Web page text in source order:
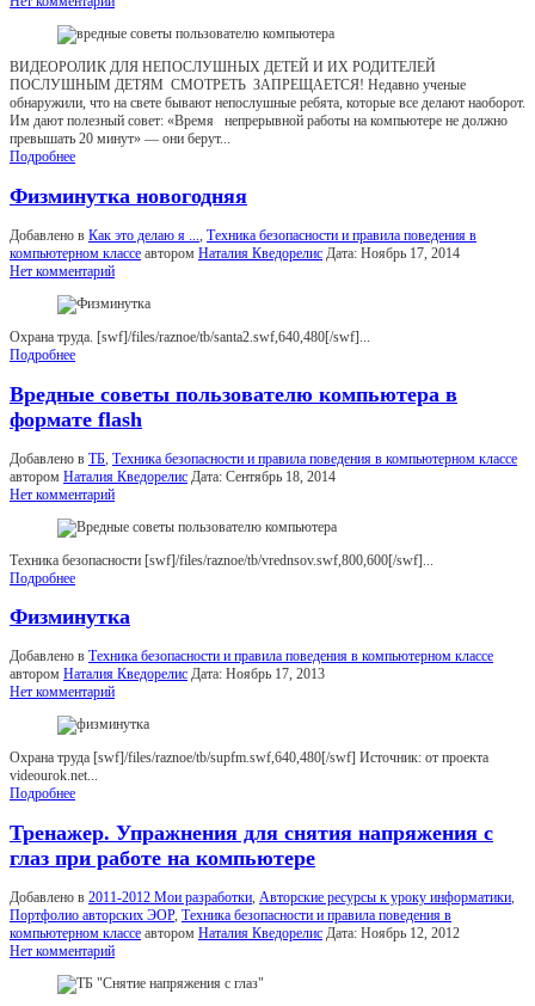
ВИДЕОРОЛИК ДЛЯ НЕПОСЛУШНЫХ ДЕТЕЙ И ИХ РОДИТЕЛЕЙ
ПОСЛУШНЫМ ДЕТЯМ СМОТРЕТЬ ЗАПРЕЩАЕТСЯ! Недавно ученые
обнаружили, что на свете бывают непослушные ребята, которые все делают наоборот.
Им дают полезный совет: «Время непрерывной работы на компьютере не должно
превышать 20 минут» — они берут...
Подробнее
Физминутка новогодняя
Добавлено в Как это делаю я ...
Техника безопасности и правила поведения в
компьютерном классе автором Наталия Кведорелис Дата: Ноябрь 17, 2014
Нет комментарий
Охрана труда. [swf]/files/raznoe/tb/santa2.swf,640,480[/swf]...
Подробнее
Вредные советы пользователю компьютера в
формате flash
Добавлено в ТБ Техника безопасности и правила поведения в компьютерном классе
автором Наталия Кведорелис Дата: Сентябрь 18, 2014
Нет комментарий
Техника безопасности [swf]/files/raznoe/tb/vrednsov.swf,800,600[/swf]...
Подробнее
Физминутка
Добавлено в Техника безопасности и правила поведения в компьютерном классе
автором Наталия Кведорелис Дата: Ноябрь 17, 2013
Нет комментарий
Охрана труда [swf]/files/raznoe/tb/supfm.swf,640,480[/swf] Источник: от проекта
videourok.net...
Подробнее
Тренажер. Упражнения для снятия напряжения с
глаз при работе на компьютере
Добавлено в 2011-2012 Мои разработки, Авторские ресурсы к уроку информатики,
Портфолио авторских ЭОР, Техника безопасности и правила поведения в
компьютерном классе автором Наталия Кведорелис Дата: Ноябрь 12, 2012
Нет комментарий